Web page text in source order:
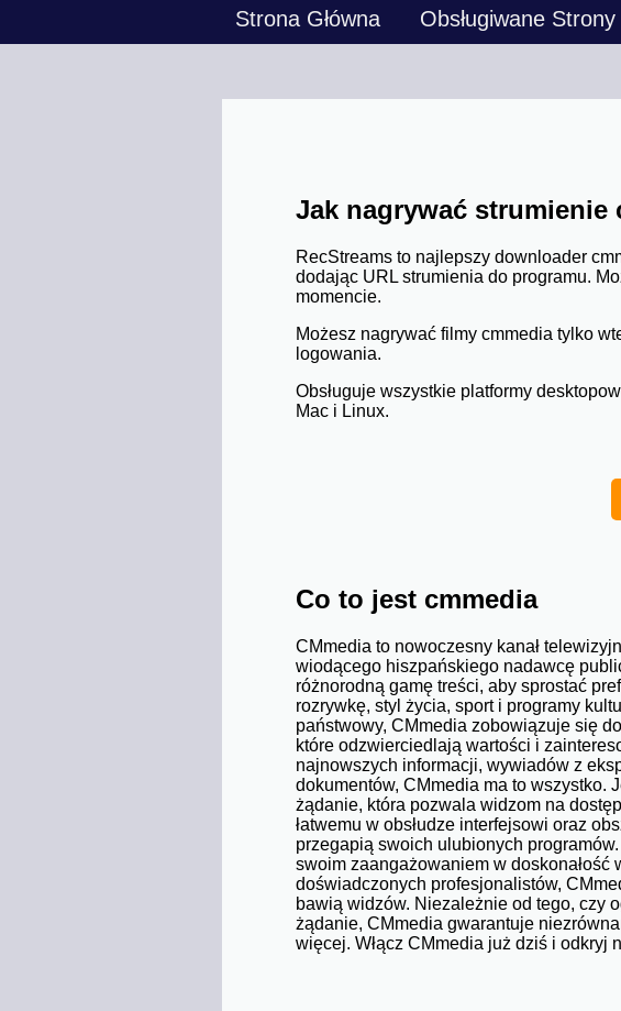
Strona Główna Obsługiwane Strony
Jak nagrywać strumienie
RecStreams to najlepszy downloader
dodając URL strumienia do programu.
momencie.
Możesz nagrywać filmy cmmedia tylko
logowania.
Obsługuje wszystkie platformy
Mac i Linux.
Co to jest cmmedia
CMmedia to nowoczesny kanał
wiodącego hiszpańskiego nadawcę
różnorodną gamę treści, aby sprostać
rozrywkę, styl życia, sport i programy
państwowy, CMmedia zobowiązuje się
które odzwierciedlają wartości i
najnowszych informacji, wywiadów z
dokumentów, CMmedia ma to wszystko.
żądanie, która pozwala widzom na
łatwemu w obsłudze interfejsowi oraz
przegapią swoich ulubionych
swoim zaangażowaniem w
doświadczonych profesjonalistów,
bawią widzów. Niezależnie od tego, czy
żądanie, CMmedia gwarantuje
więcej. Włącz CMmedia już dziś i